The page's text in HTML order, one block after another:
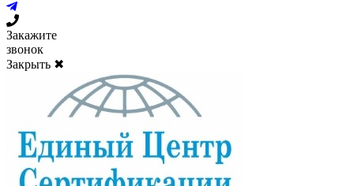
Закажите
звонок
Закрыть ✖